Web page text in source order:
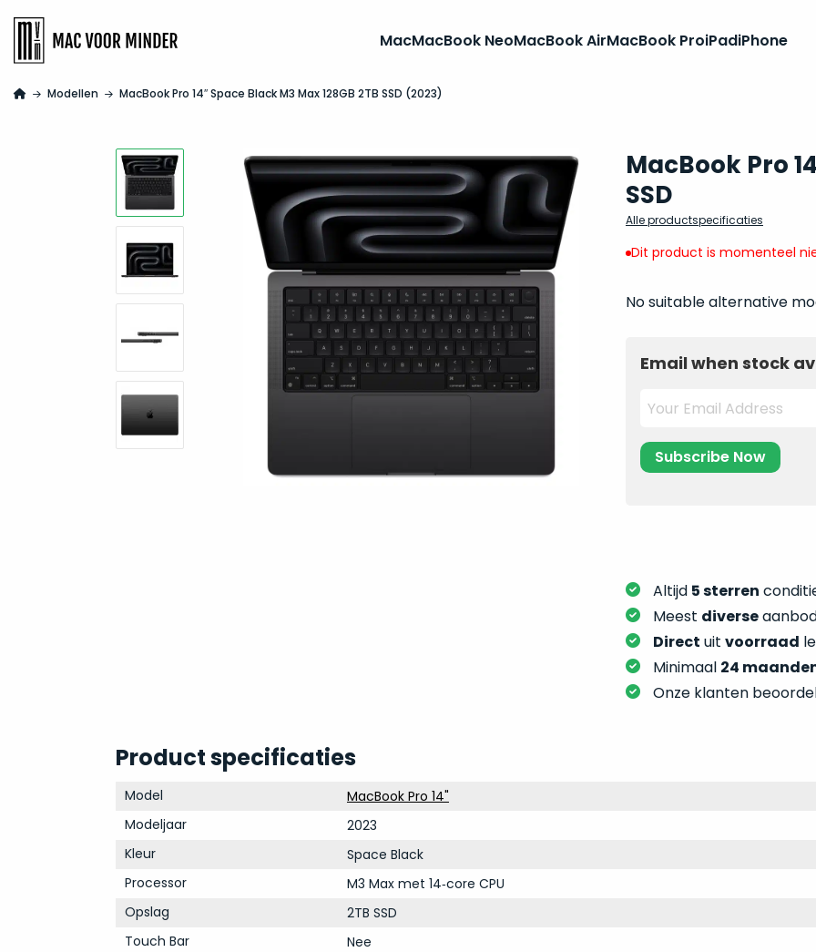
MacMacBook NeoMacBook AirMacBook ProiPadiPhone
Modellen MacBook Pro 14″ Space Black M3 Max 128GB 2TB SSD (2023)
MacBook Pro
SSD
Alle productspecificaties
Dit product is momenteel
No suitable alternative
Email when stock
Altijd 5 sterren
Meest diverse
Direct uit voorraad
Minimaal 24
Onze klanten
Product specificaties
Model
MacBook Pro 14"
Modeljaar
2023
Kleur
Space Black
Processor
M3 Max met 14‑core CPU
Opslag
2TB SSD
Touch Bar
Nee